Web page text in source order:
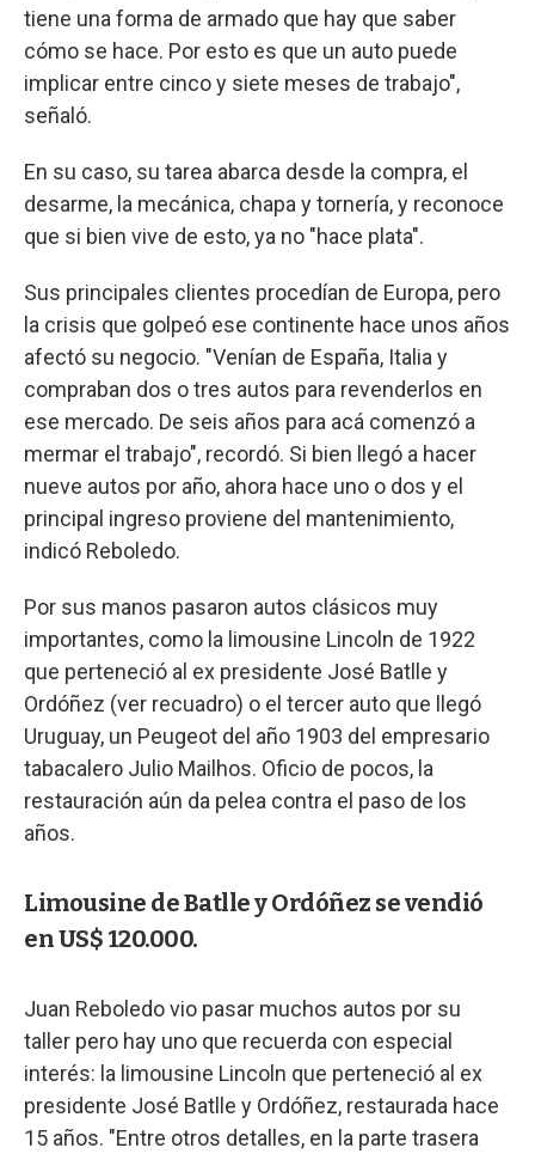
tiene una forma de armado que hay que saber
cómo se hace. Por esto es que un auto puede
implicar entre cinco y siete meses de trabajo",
señaló.
En su caso, su tarea abarca desde la compra, el
desarme, la mecánica, chapa y tornería, y reconoce
que si bien vive de esto, ya no "hace plata".
Sus principales clientes procedían de Europa, pero
la crisis que golpeó ese continente hace unos años
afectó su negocio. "Venían de España, Italia y
compraban dos o tres autos para revenderlos en
ese mercado. De seis años para acá comenzó a
mermar el trabajo", recordó. Si bien llegó a hacer
nueve autos por año, ahora hace uno o dos y el
principal ingreso proviene del mantenimiento,
indicó Reboledo.
Por sus manos pasaron autos clásicos muy
importantes, como la limousine Lincoln de 1922
que perteneció al ex presidente José Batlle y
Ordóñez (ver recuadro) o el tercer auto que llegó
Uruguay, un Peugeot del año 1903 del empresario
tabacalero Julio Mailhos. Oficio de pocos, la
restauración aún da pelea contra el paso de los
años.
Limousine de Batlle y Ordóñez se vendió
en US$ 120.000.
Juan Reboledo vio pasar muchos autos por su
taller pero hay uno que recuerda con especial
interés: la limousine Lincoln que perteneció al ex
presidente José Batlle y Ordóñez, restaurada hace
15 años. "Entre otros detalles, en la parte trasera